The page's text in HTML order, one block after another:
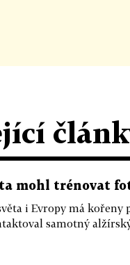
mohl trénovat
i Evropy má kořeny
samotný